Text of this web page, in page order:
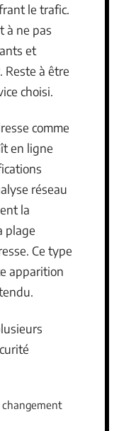
le trafic.
à ne pas
et
Reste à être
choisi.
comme
en ligne
réseau
la
plage
Ce type
apparition
changement